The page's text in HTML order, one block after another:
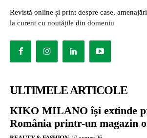
Revistă online și print despre case,
la curent cu noutățile din domeniu
ULTIMELE ARTICOLE
KIKO MILANO își extinde
România printr-un magazin